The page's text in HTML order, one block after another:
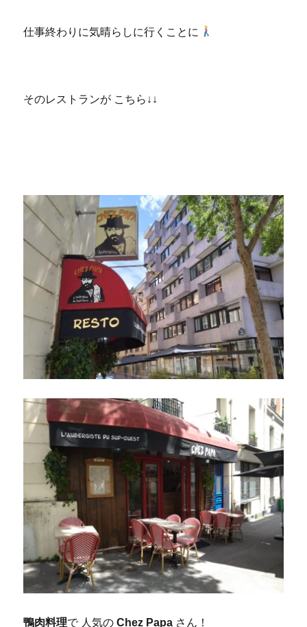
仕事終わりに気晴らしに行くことに
そのレストランが こちら↓↓
鴨肉料理で 人気のChez Papa さん！